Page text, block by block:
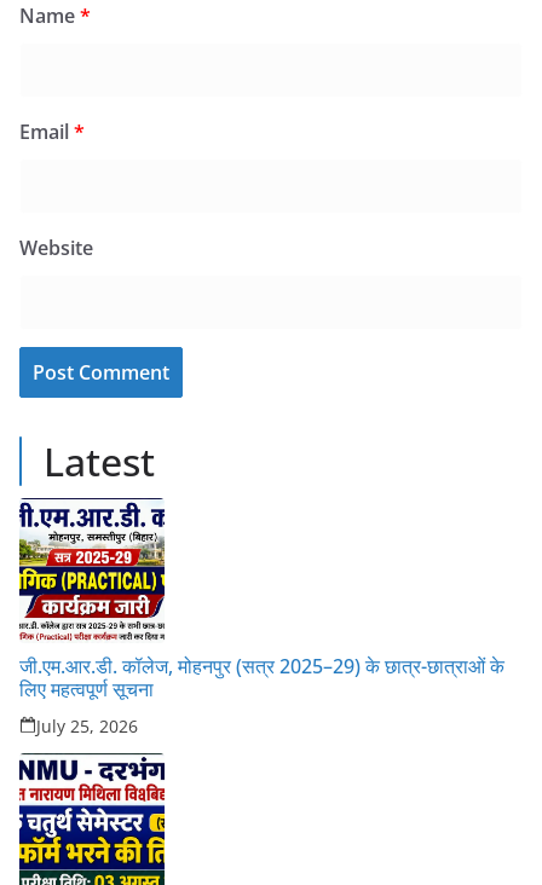
Name*
Email*
Website
Latest
जी.एम.आर.डी. कॉलेज, मोहनपुर (सत्र 2025–29) के छात्र-छात्राओं के
लिए महत्वपूर्ण सूचना
July 25, 2026